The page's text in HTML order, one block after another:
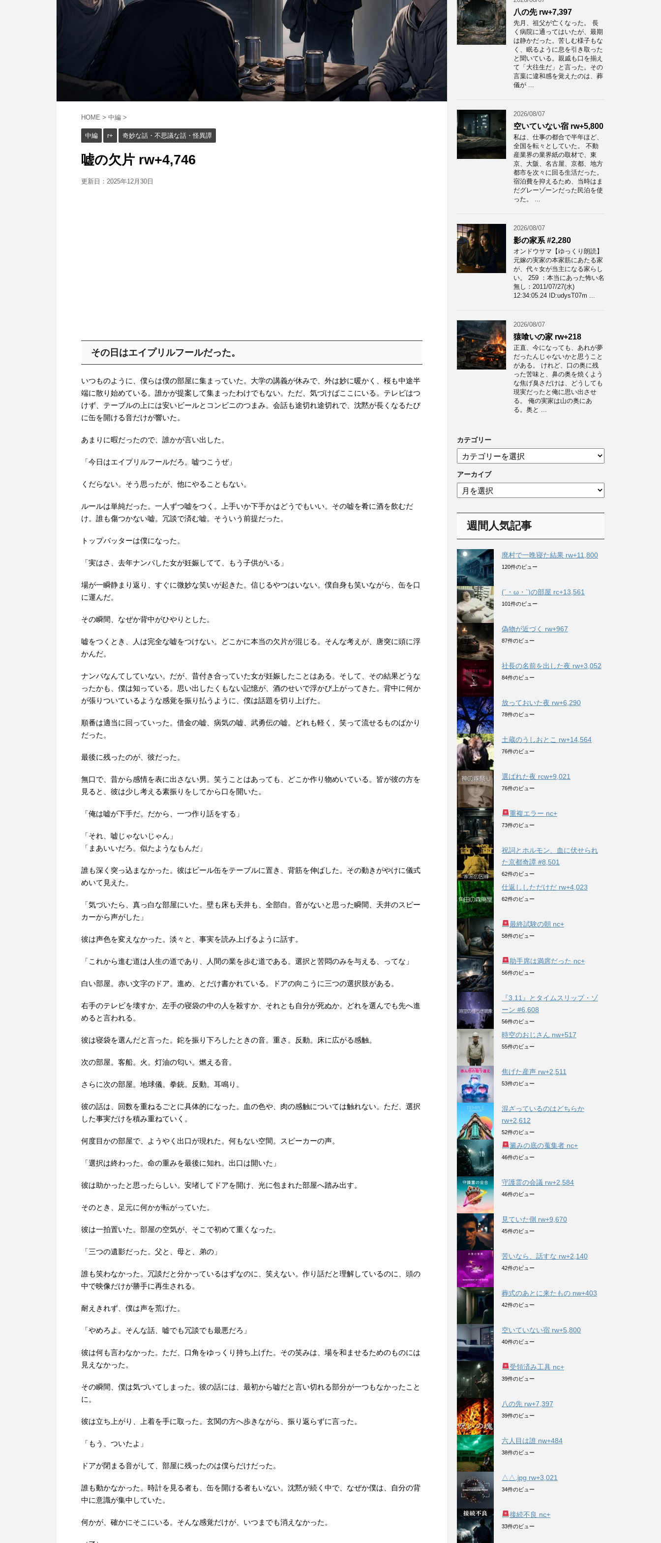
HOME > 中編 >
中編 r+ 奇妙な話・不思議な話・怪異譚
嘘の欠片 rw+4,746
更新日： 2025年12月30日
その日はエイプリルフールだった。
いつものように、僕らは僕の部屋に集まっていた。大学の講義が休みで、外は妙に暖かく、桜も中途半
端に散り始めている。誰かが提案して集まったわけでもない。ただ、気づけばここにいる。テレビはつ
けず、テーブルの上には安いビールとコンビニのつまみ。会話も途切れ途切れで、沈黙が長くなるたび
に缶を開ける音だけが響いた。
あまりに暇だったので、誰かが言い出した。
「今日はエイプリルフールだろ。嘘つこうぜ」
くだらない。そう思ったが、他にやることもない。
ルールは単純だった。一人ずつ嘘をつく。上手いか下手かはどうでもいい。その嘘を肴に酒を飲むだ
け。誰も傷つかない嘘。冗談で済む嘘。そういう前提だった。
トップバッターは僕になった。
「実はさ、去年ナンパした女が妊娠してて、もう子供がいる」
場が一瞬静まり返り、すぐに微妙な笑いが起きた。信じるやつはいない。僕自身も笑いながら、缶を口
に運んだ。
その瞬間、なぜか背中がひやりとした。
嘘をつくとき、人は完全な嘘をつけない。どこかに本当の欠片が混じる。そんな考えが、唐突に頭に浮
かんだ。
ナンパなんてしていない。だが、昔付き合っていた女が妊娠したことはある。そして、その結果どうな
ったかも、僕は知っている。思い出したくもない記憶が、酒のせいで浮かび上がってきた。背中に何か
が張りついているような感覚を振り払うように、僕は話題を切り上げた。
順番は適当に回っていった。借金の嘘、病気の嘘、武勇伝の嘘。どれも軽く、笑って流せるものばかり
だった。
最後に残ったのが、彼だった。
無口で、昔から感情を表に出さない男。笑うことはあっても、どこか作り物めいている。皆が彼の方を
見ると、彼は少し考える素振りをしてから口を開いた。
「俺は嘘が下手だ。だから、一つ作り話をする」
「それ、嘘じゃないじゃん」
「まあいいだろ。似たようなもんだ」
誰も深く突っ込まなかった。彼はビール缶をテーブルに置き、背筋を伸ばした。その動きがやけに儀式
めいて見えた。
「気づいたら、真っ白な部屋にいた。壁も床も天井も、全部白。音がないと思った瞬間、天井のスピー
カーから声がした」
彼は声色を変えなかった。淡々と、事実を読み上げるように話す。
「これから進む道は人生の道であり、人間の業を歩む道である。選択と苦悶のみを与える、ってな」
白い部屋。赤い文字のドア。進め、とだけ書かれている。ドアの向こうに三つの選択肢がある。
右手のテレビを壊すか、左手の寝袋の中の人を殺すか、それとも自分が死ぬか。どれを選んでも先へ進
めると言われる。
彼は寝袋を選んだと言った。鉈を振り下ろしたときの音。重さ。反動。床に広がる感触。
次の部屋。客船。火。灯油の匂い。燃える音。
さらに次の部屋。地球儀。拳銃。反動。耳鳴り。
彼の話は、回数を重ねるごとに具体的になった。血の色や、肉の感触については触れない。ただ、選択
した事実だけを積み重ねていく。
何度目かの部屋で、ようやく出口が現れた。何もない空間。スピーカーの声。
「選択は終わった。命の重みを最後に知れ。出口は開いた」
彼は助かったと思ったらしい。安堵してドアを開け、光に包まれた部屋へ踏み出す。
そのとき、足元に何かが転がっていた。
彼は一拍置いた。部屋の空気が、そこで初めて重くなった。
「三つの遺影だった。父と、母と、弟の」
誰も笑わなかった。冗談だと分かっているはずなのに、笑えない。作り話だと理解しているのに、頭の
中で映像だけが勝手に再生される。
耐えきれず、僕は声を荒げた。
「やめろよ。そんな話、嘘でも冗談でも最悪だろ」
彼は何も言わなかった。ただ、口角をゆっくり持ち上げた。その笑みは、場を和ませるためのものには
見えなかった。
その瞬間、僕は気づいてしまった。彼の話には、最初から嘘だと言い切れる部分が一つもなかったこと
に。
彼は立ち上がり、上着を手に取った。玄関の方へ歩きながら、振り返らずに言った。
「もう、ついたよ」
ドアが閉まる音がして、部屋に残ったのは僕らだけだった。
誰も動かなかった。時計を見る者も、缶を開ける者もいない。沈黙が続く中で、なぜか僕は、自分の背
中に意識が集中していた。
何かが、確かにそこにいる。そんな感覚だけが、いつまでも消えなかった。
八の先 rw+7,397
先月、祖父が亡くなった。 長
く病院に通ってはいたが、最期
は静かだった。苦しむ様子もな
く、眠るように息を引き取った
と聞いている。親戚も口を揃え
て「大往生だ」と言った。その
言葉に違和感を覚えたのは、葬
儀が ...
2026/08/07
空いていない宿 rw+5,800
私は、仕事の都合で半年ほど、
全国を転々としていた。 不動
産業界の業界紙の取材で、東
京、大阪、名古屋、京都、地方
都市を次々に回る生活だった。
宿泊費を抑えるため、当時はま
だグレーゾーンだった民泊を使
った。 ...
2026/08/07
影の家系 #2,280
オンドウサマ【ゆっくり朗読】
元嫁の実家の本家筋にあたる家
が、代々女が当主になる家らし
い。 259 ：本当にあった怖い名
無し：2011/07/27(水)
12:34:05.24 ID:udysT07m ...
2026/08/07
猿喰いの家 rw+218
正直、今になっても、あれが夢
だったんじゃないかと思うこと
がある。 けれど、口の奥に残
った苦味と、鼻の奥を焼くよう
な焦げ臭さだけは、どうしても
現実だったと俺に思い出させ
る。 俺の実家は山の奥にあ
る。奥と ...
カテゴリー
テ
ゴ
リ
ー
アーカイブ
ア
ー
週間人気記事
廃村で一晩寝た結果 rw+11,800
120件のビュー
(´・ω・`)の部屋 rc+13,561
101件のビュー
偽物が近づく rw+967
87件のビュー
社長の名前を出した夜 rw+3,052
84件のビュー
放っておいた夜 rw+6,290
78件のビュー
土蔵のうしおとこ rw+14,564
76件のビュー
選ばれた夜 rcw+9,021
76件のビュー
重複エラー nc+
73件のビュー
祝詞とホルモン、血に伏せられ
た京都奇譚 #8,501
62件のビュー
仕返ししただけだ rw+4,023
62件のビュー
最終試験の朝 nc+
58件のビュー
助手席は満席だった nc+
56件のビュー
『3.11』とタイムスリップ・ゾ
ーン #6,608
56件のビュー
時空のおじさん nw+517
55件のビュー
焦げた産声 rw+2,511
53件のビュー
混ざっているのはどちらか
rw+2,612
52件のビュー
澱みの底の蒐集者 nc+
46件のビュー
守護霊の会議 rw+2,584
46件のビュー
見ていた側 rw+9,670
45件のビュー
苦いなら、話すな rw+2,140
42件のビュー
葬式のあとに来たもの nw+403
42件のビュー
空いていない宿 rw+5,800
40件のビュー
受領済み工具 nc+
39件のビュー
八の先 rw+7,397
39件のビュー
六人目は誰 nw+484
38件のビュー
△△.jpg rw+3,021
34件のビュー
接続不良 nc+
33件のビュー